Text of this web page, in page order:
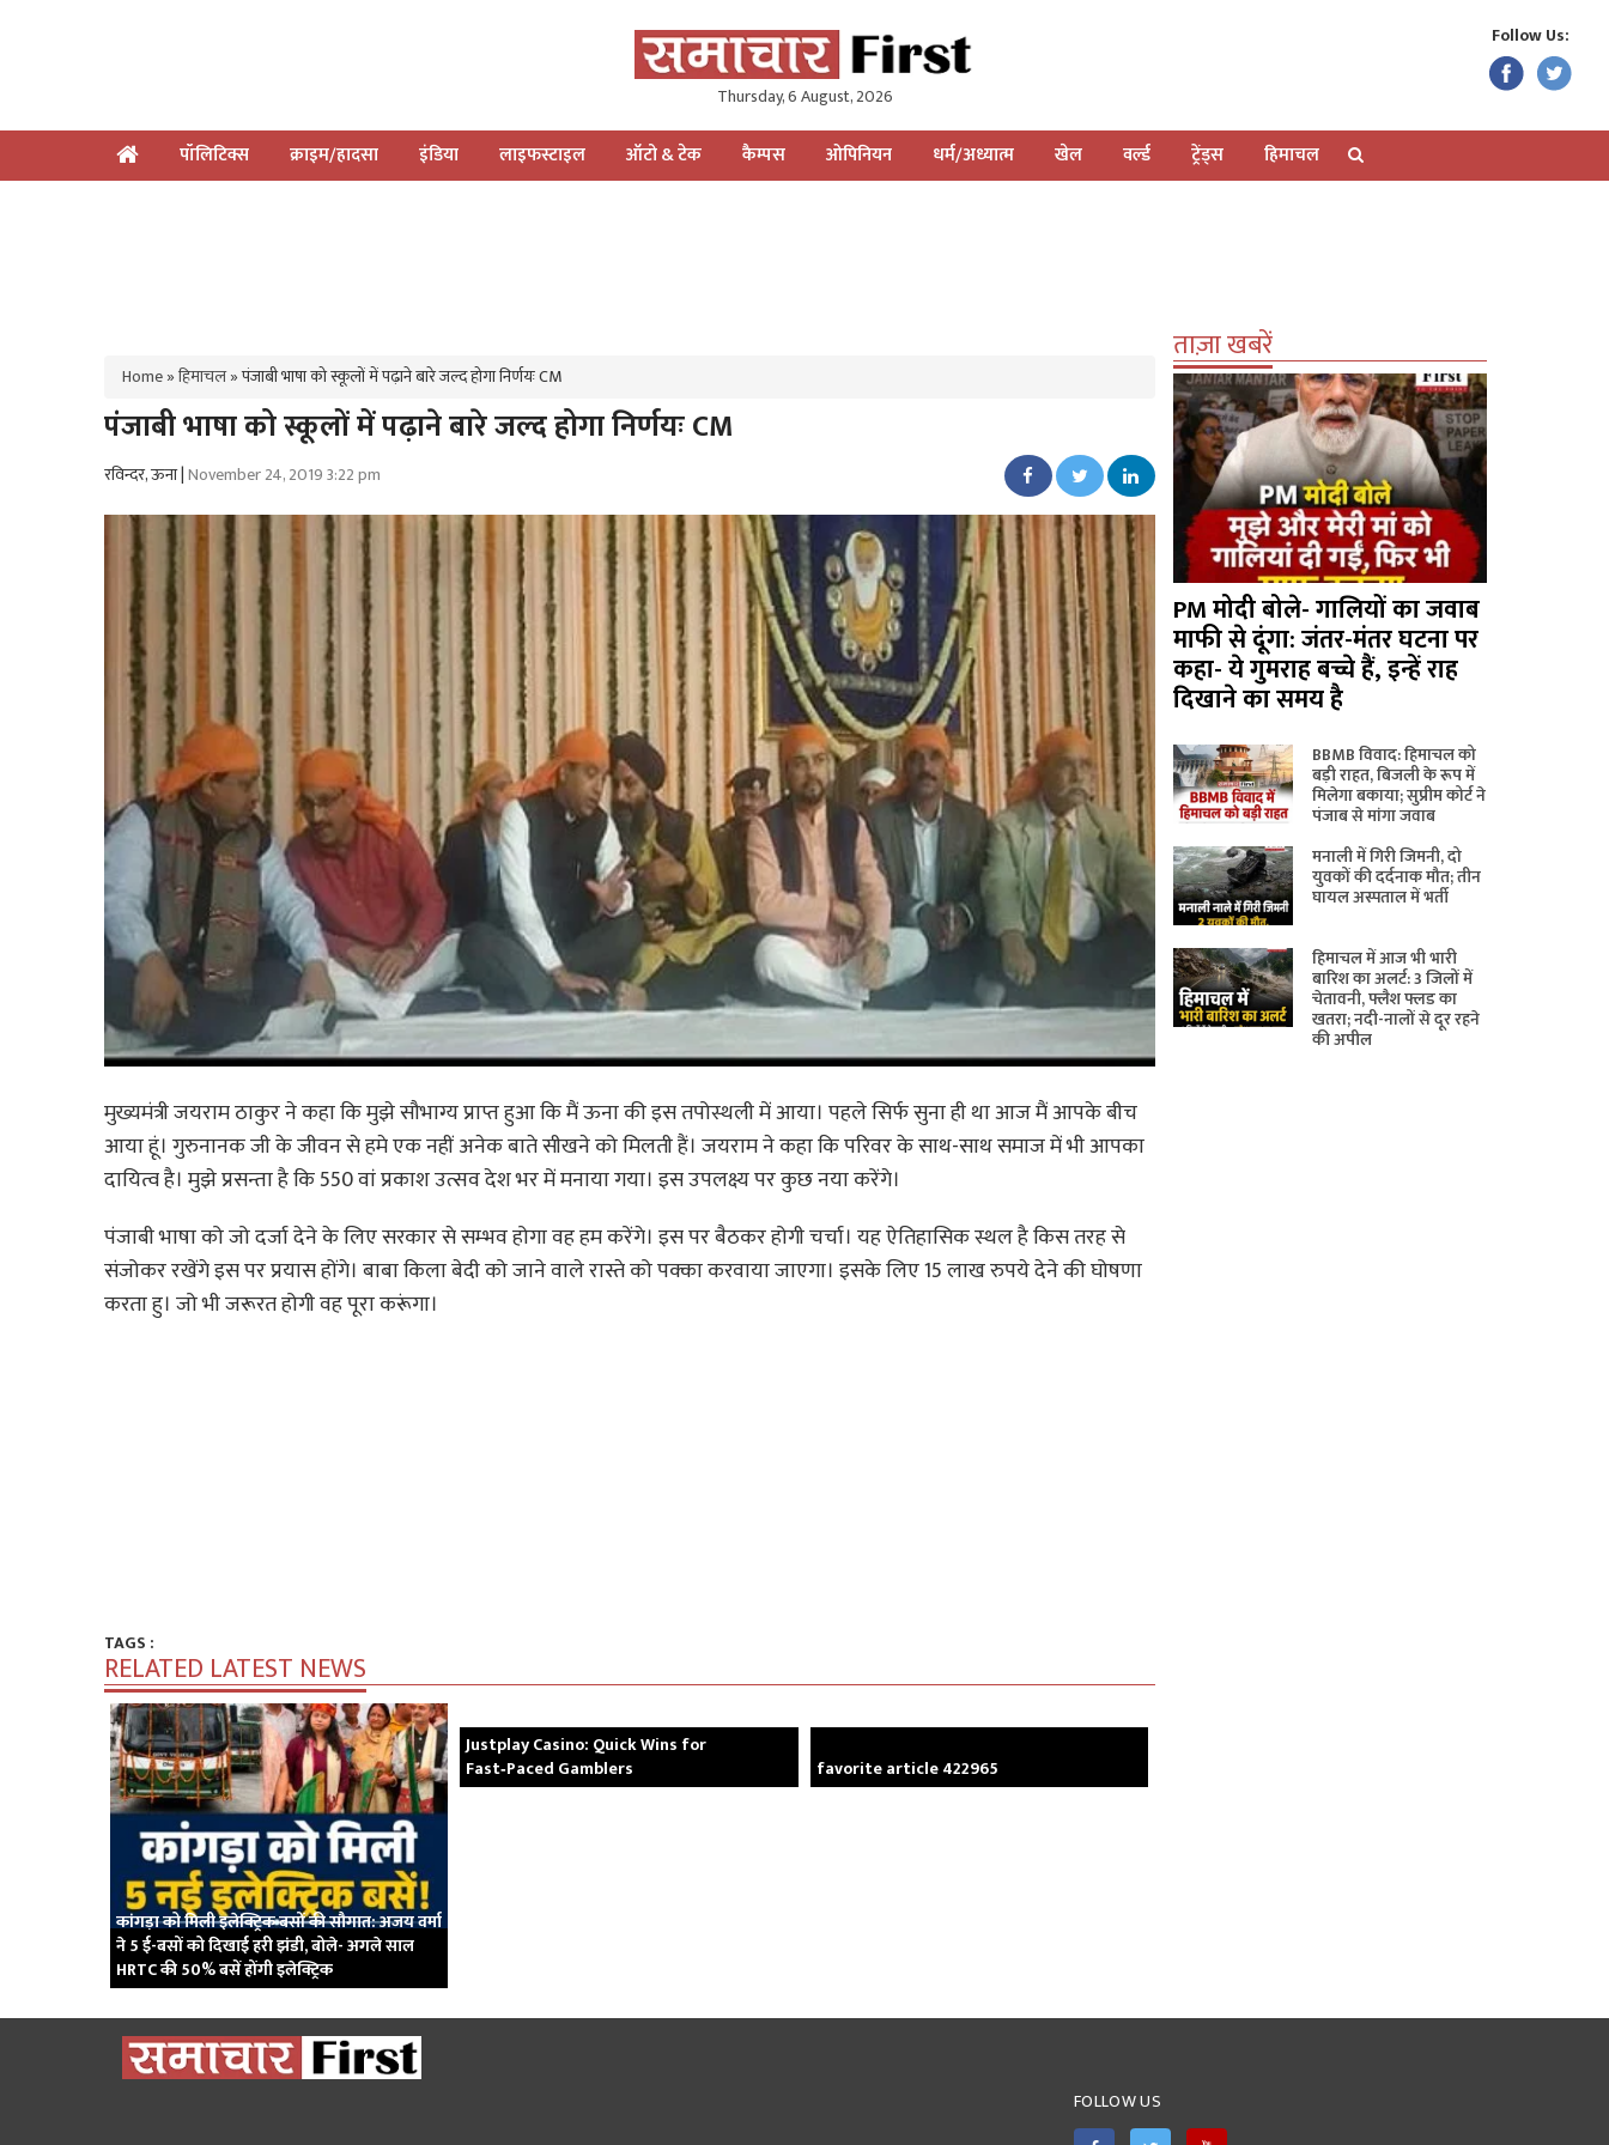
Thursday, 6 August, 2026
Follow Us:
पॉलिटिक्स क्राइम/हादसा इंडिया लाइफस्टाइल ऑटो & टेक कैम्पस ओपिनियन धर्म/अध्यात्म खेल वर्ल्ड ट्रेंड्स हिमाचल
Home»हिमाचल»पंजाबी भाषा को स्कूलों में पढ़ाने बारे जल्द होगा निर्णयः CM
पंजाबी भाषा को स्कूलों में पढ़ाने बारे जल्द होगा निर्णयः CM
रविन्दर, ऊना |November 24, 2019 3:22 pm
मुख्यमंत्री जयराम ठाकुर ने कहा कि मुझे सौभाग्य प्राप्त हुआ कि मैं ऊना की इस तपोस्थली में आया। पहले सिर्फ सुना ही था आज मैं आपके बीच
आया हूं। गुरुनानक जी के जीवन से हमे एक नहीं अनेक बाते सीखने को मिलती हैं। जयराम ने कहा कि परिवर के साथ-साथ समाज में भी आपका
दायित्व है। मुझे प्रसन्ता है कि 550 वां प्रकाश उत्सव देश भर में मनाया गया। इस उपलक्ष्य पर कुछ नया करेंगे।
पंजाबी भाषा को जो दर्जा देने के लिए सरकार से सम्भव होगा वह हम करेंगे। इस पर बैठकर होगी चर्चा। यह ऐतिहासिक स्थल है किस तरह से
संजोकर रखेंगे इस पर प्रयास होंगे। बाबा किला बेदी को जाने वाले रास्ते को पक्का करवाया जाएगा। इसके लिए 15 लाख रुपये देने की घोषणा
करता हु। जो भी जरूरत होगी वह पूरा करूंगा।
TAGS :
RELATED LATEST NEWS
कांगड़ा को मिली इलेक्ट्रिक बसों की सौगात: अजय वर्मा
ने 5 ई-बसों को दिखाई हरी झंडी, बोले- अगले साल
HRTC की 50% बसें होंगी इलेक्ट्रिक
Justplay Casino: Quick Wins for
Fast‑Paced Gamblers
favorite article 422965
ताज़ा खबरें
PM मोदी बोले- गालियों का जवाब
माफी से दूंगा: जंतर-मंतर घटना पर
कहा- ये गुमराह बच्चे हैं, इन्हें राह
दिखाने का समय है
BBMB विवाद: हिमाचल को
बड़ी राहत, बिजली के रूप में
मिलेगा बकाया; सुप्रीम कोर्ट ने
पंजाब से मांगा जवाब
मनाली में गिरी जिमनी, दो
युवकों की दर्दनाक मौत; तीन
घायल अस्पताल में भर्ती
हिमाचल में आज भी भारी
बारिश का अलर्ट: 3 जिलों में
चेतावनी, फ्लैश फ्लड का
खतरा; नदी-नालों से दूर रहने
की अपील
FOLLOW US